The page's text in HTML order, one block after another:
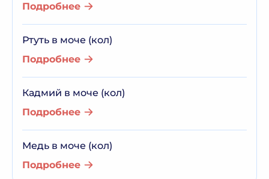
Подробнее
Ртуть в моче (кол)
Подробнее
Кадмий в моче (кол)
Подробнее
Медь в моче (кол)
Подробнее